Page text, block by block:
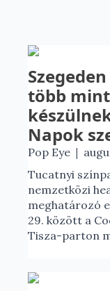
több
Napok
Pop Eye |
Tucatnyi
nemzetközi
meghatározó
29. között a
Tisza-parton